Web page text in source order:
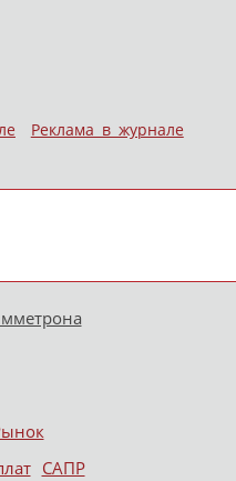
Реклама в журнале
САПР